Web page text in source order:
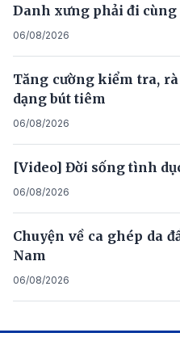
Danh xưng phải đi
06/08/2026
Tăng cường kiểm tra,
dạng bút tiêm
06/08/2026
[Video] Đời sống tình
06/08/2026
Chuyện về ca ghép da
Nam
06/08/2026